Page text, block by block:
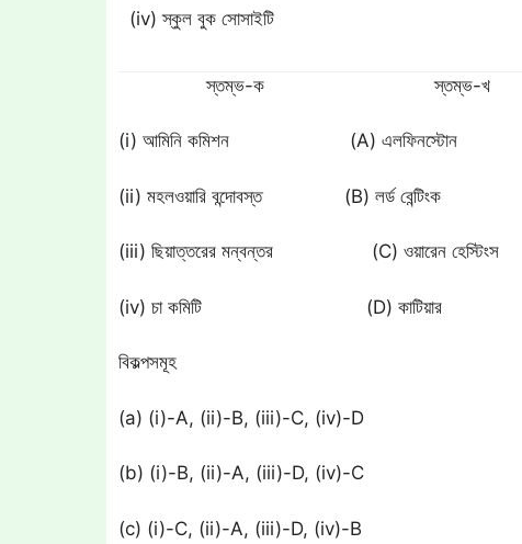
(iv) স্কুল বুক সোসাইটি
স্তম্ভ-ক স্তম্ভ-খ
(i) আমিনি কমিশন (A) এলফিনস্টোন
(ii) মহলওয়ারি বন্দোবস্ত (B) লর্ড বেন্টিংক
(iii) ছিয়াত্তরের মন্বন্তর (C) ওয়ারেন হেস্টিংস
(iv) চা কমিটি (D) কাটিয়ার
বিকল্পসমূহ
(a) (i)-A, (ii)-B, (iii)-C, (iv)-D
(b) (i)-B, (ii)-A, (iii)-D, (iv)-C
(c) (i)-C, (ii)-A, (iii)-D, (iv)-B